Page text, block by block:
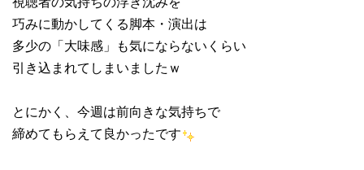
巧みに動かしてくる脚本・演出は
多少の「大味感」も気にならないくらい
引き込まれてしまいましたｗ
とにかく、今週は前向きな気持ちで
締めてもらえて良かったです